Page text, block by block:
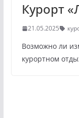
Курорт
21.05.2025
Возможно ли
курортном